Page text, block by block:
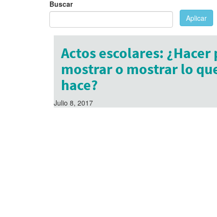
Buscar
Aplicar
Actos escolares: ¿Hacer
mostrar o mostrar lo
hace?
Julio 8, 2017